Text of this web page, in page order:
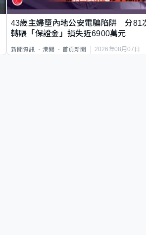
43歲主婦墮內地公安電騙陷阱 分81
轉賬「保證金」損失近6900萬元
新聞資訊 港聞 首頁新聞 2026年08月07日